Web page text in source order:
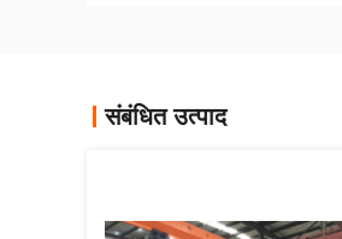
संबंधित उत्पाद